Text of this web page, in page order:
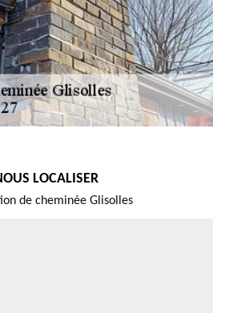
LOCALISER
de cheminée Glisolles